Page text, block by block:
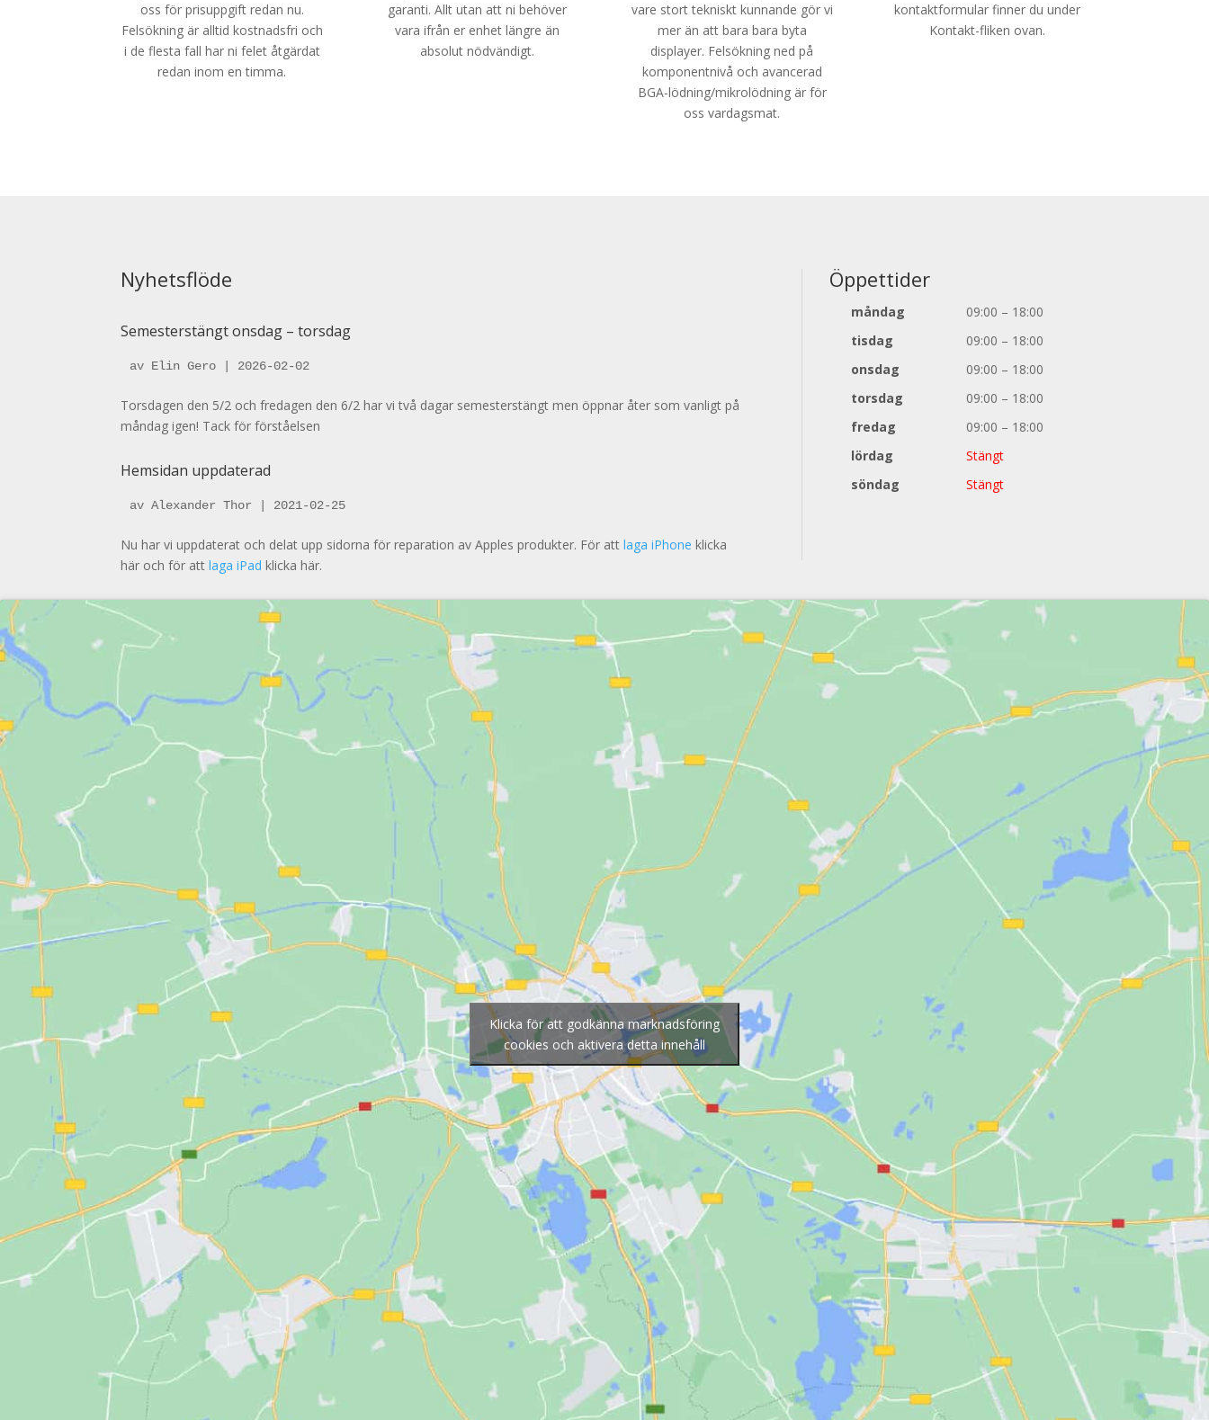
oss för prisuppgift redan nu.
Felsökning är alltid kostnadsfri och
i de flesta fall har ni felet åtgärdat
redan inom en timma.
garanti. Allt utan att ni behöver
vara ifrån er enhet längre än
absolut nödvändigt.
vare stort tekniskt kunnande gör vi
mer än att bara bara byta
displayer. Felsökning ned på
komponentnivå och avancerad
BGA-lödning/mikrolödning är för
oss vardagsmat.
kontaktformular finner du under
Kontakt-fliken ovan.
Nyhetsflöde
Semesterstängt onsdag – torsdag
av Elin Gero | 2026-02-02
Torsdagen den 5/2 och fredagen den 6/2 har vi två dagar semesterstängt men öppnar åter som vanligt på
måndag igen! Tack för förståelsen
Hemsidan uppdaterad
av Alexander Thor | 2021-02-25
Nu har vi uppdaterat och delat upp sidorna för reparation av Apples produkter. För attlaga iPhone klicka
här och för attlaga iPad klicka här.
Öppettider
måndag
09:00 – 18:00
tisdag
09:00 – 18:00
onsdag
09:00 – 18:00
torsdag
09:00 – 18:00
fredag
09:00 – 18:00
lördag
Stängt
söndag
Stängt
Klicka för att godkänna marknadsföring
cookies och aktivera detta innehåll